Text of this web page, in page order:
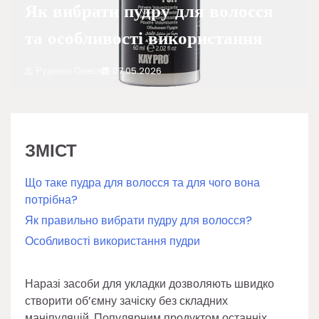
Як вибрати пудру для волосся
та особливості використання
07.05.2026
ЗМІСТ
Що таке пудра для волосся та для чого вона
потрібна?
Як правильно вибрати пудру для волосся?
Особливості використання пудри
Наразі засоби для укладки дозволяють швидко
створити об’ємну зачіску без складних